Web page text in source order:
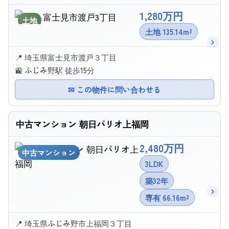
土地 1,280万円
土地 135.14m²
📍 埼玉県富士見市渡戸３丁目
🚉 ふじみ野駅 徒歩15分
✉ この物件に問い合わせる
中古マンション 朝日パリオ上福岡
中古マンション 2,480万円
3LDK
築32年
専有 66.16m²
📍 埼玉県ふじみ野市上福岡３丁目